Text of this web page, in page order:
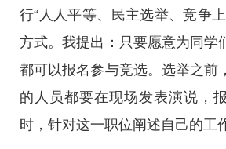
行“人人平等、民主选举、竞争
方式。我提出：只要愿意为同学
都可以报名参与竞选。选举之前
的人员都要在现场发表演说，
时，针对这一职位阐述自己的工